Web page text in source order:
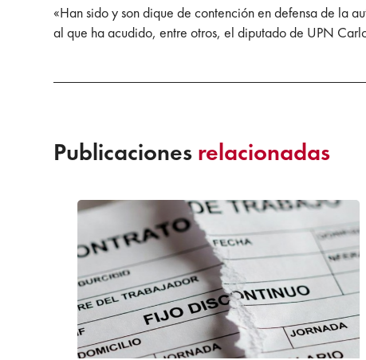
«Han sido y son dique de contención en defensa de la
al que ha acudido, entre otros, el diputado de UPN
Publicaciones relacionadas